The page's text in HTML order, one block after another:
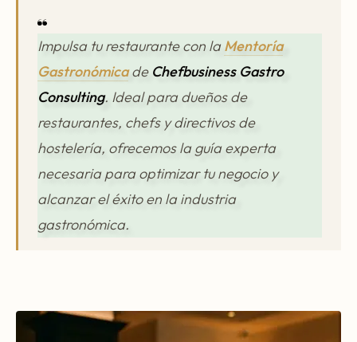
Impulsa tu restaurante con la Mentoría
Gastronómicade Chefbusiness Gastro
Consulting. Ideal para dueños de
restaurantes, chefs y directivos de
hostelería, ofrecemos la guía experta
necesaria para optimizar tu negocio y
alcanzar el éxito en la industria
gastronómica.